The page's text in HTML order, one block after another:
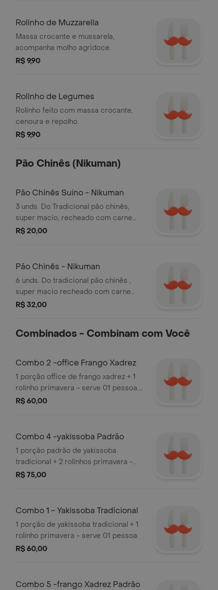
Rolinho de Muzzarella
Massa crocante e mussarela,
acompanha molho agridoce.
R$ 9,90
Rolinho de Legumes
Rolinho feito com massa crocante,
cenoura e repolho.
R$ 9,90
Pão Chinês (Nikuman)
Pão Chinês Suíno - Nikuman
3 unds. Do Tradicional pão chinês,
super macio, recheado com carne
suína . Acompanha shoyu. Preparado
R$ 20,00
Pão Chinês - Nikuman
6 unds. Do tradicional pão chinês ,
super macio recheado com carne
suina e preparado no vapor.
R$ 32,00
Combinados - Combinam com Você
Combo 2 -office Frango Xadrez
1 porção office de frango xadrez + 1
rolinho primavera - serve 01 pessoa.
(metade arroz chinês/metade frango
R$ 60,00
Combo 4 -yakissoba Padrão
1 porção padrão de yakissoba
tradicional + 2 rolinhos primavera -
serve 02 pessoas.
R$ 75,00
Combo 1 - Yakissoba Tradicional
1 porção de yakissoba tradicional + 1
rolinho primavera - serve 01 pessoa.
R$ 60,00
Combo 5 -frango Xadrez Padrão